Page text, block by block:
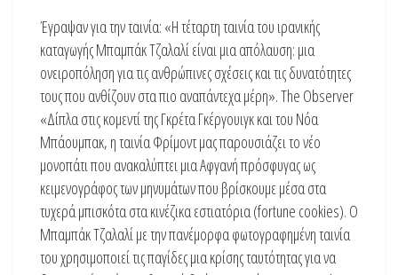
Έγραψαν για την ταινία: «Η τέταρτη ταινία του ιρανικής
καταγωγής Μπαμπάκ Τζαλαλί είναι μια απόλαυση: μια
ονειροπόληση για τις ανθρώπινες σχέσεις και τις δυνατότητες
τους που ανθίζουν στα πιο αναπάντεχα μέρη». The Observer
«Δίπλα στις κομεντί της Γκρέτα Γκέργουιγκ και του Νόα
Μπάουμπακ, η ταινία Φρίμοντ μας παρουσιάζει το νέο
μονοπάτι που ανακαλύπτει μια Αφγανή πρόσφυγας ως
κειμενογράφος των μηνυμάτων που βρίσκουμε μέσα στα
τυχερά μπισκότα στα κινέζικα εστιατόρια (fortune cookies). Ο
Μπαμπάκ Τζαλαλί με την πανέμορφα φωτογραφημένη ταινία
του χρησιμοποιεί τις παγίδες μια κρίσης ταυτότητας για να